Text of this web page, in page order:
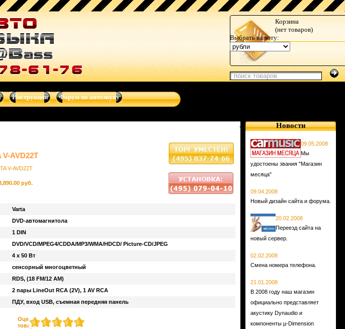
Корзина
(нет товаров)
Выбрать валюту:
Инструкции Форум по автозвуку
V-AVD22T
руб.
Varta
DVD-автомагнитола
1 DIN
DVD/VCD/MPEG4/CDDA/MP3/WMA/HDCD/ Picture-CD/JPEG
4 x 50 Вт
сенсорный многоцветный
RDS, (18 FM/12 AM)
2 пары LineOut RCA (2V), 1 AV RCA
ПДУ, вход USB, съемная передняя панель
Оценить
товар
Новости
09.05.2008
Мы
удостоены звания "Магазин
месяца"
09.04.2008
Новый дизайн сайта и форума.
20.02.2008
Переезд сайта на
новый сервер.
02.02.2008
Смена номера телефона.
21.01.2008
В 2008 году наш магазин
официально представляет
акустику Dynaudio и
компоненты µ-Dimension